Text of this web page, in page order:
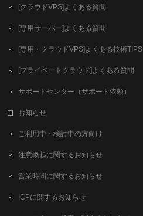
[クラウドVPS]よくある質問
[専用サーバー]よくある質問
[専用・クラウドVPS]よくある技術TIPS
[プライベートクラウド]よくある質問
サポートセンター（サポート依頼）
お知らせ
ご利用中・検討中の方向け
注意喚起に関するお知らせ
営業時間に関するお知らせ
ICPに関するお知らせ